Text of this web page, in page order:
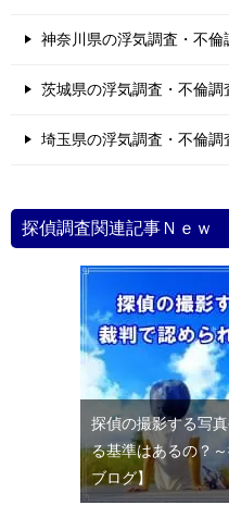
神奈川県の浮気調査・不倫
茨城県の浮気調査・不倫調
埼玉県の浮気調査・不倫調
探偵調査関連記事Ｎｅｗ
探偵の撮影する写
る基準はあるの？
ブログ】